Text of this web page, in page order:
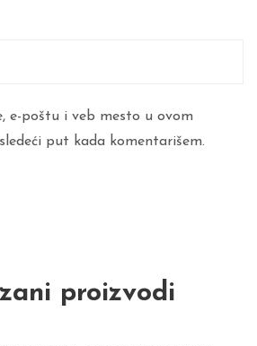
e-poštu i veb mesto u ovom
put kada komentarišem.
proizvodi